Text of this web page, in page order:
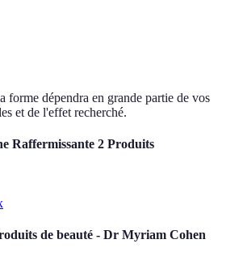
forme dépendra en grande partie de vos
et de l'effet recherché.
Raffermissante 2 Produits
de beauté - Dr Myriam Cohen